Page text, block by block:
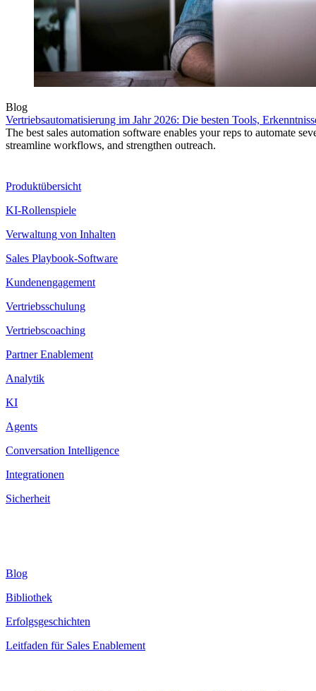
Blog
Vertriebsautomatisierung im Jahr 2026: Die besten Tools,
The best sales automation software enables your reps to automate
streamline workflows, and strengthen outreach.
Produktübersicht
KI-Rollenspiele
Verwaltung von Inhalten
Sales Playbook-Software
Kundenengagement
Vertriebsschulung
Vertriebscoaching
Partner Enablement
Analytik
KI
Agents
Conversation Intelligence
Integrationen
Sicherheit
Blog
Bibliothek
Erfolgsgeschichten
Leitfaden für Sales Enablement